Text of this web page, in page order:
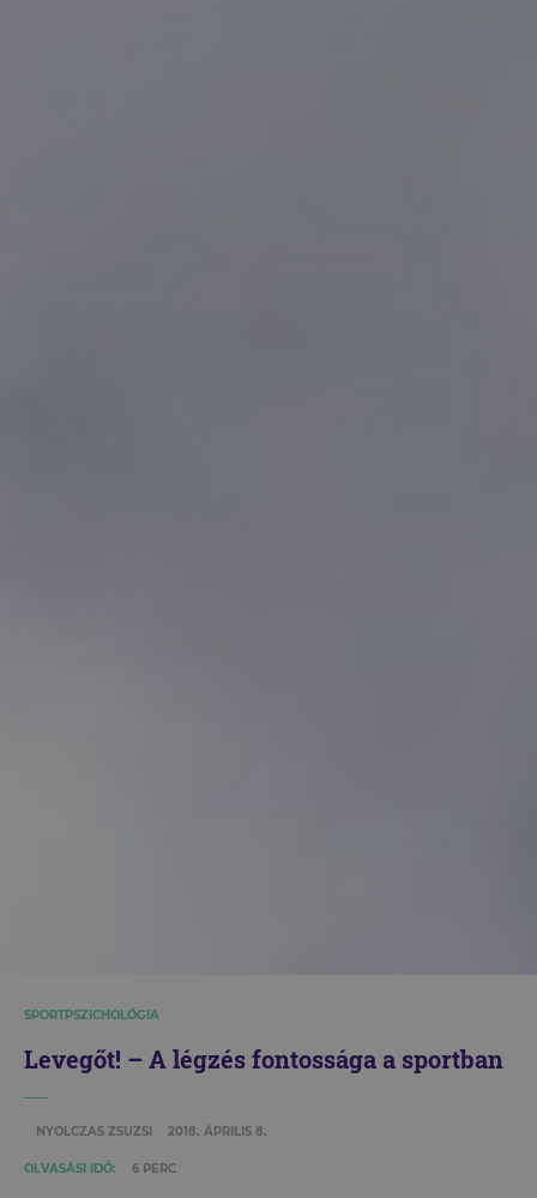
SPORTPSZICHOLÓGIA
Levegőt! – A légzés fontossága a sportban
NYOLCZAS ZSUZSI 2018. ÁPRILIS 8.
OLVASÁSI IDŐ: 6 PERC